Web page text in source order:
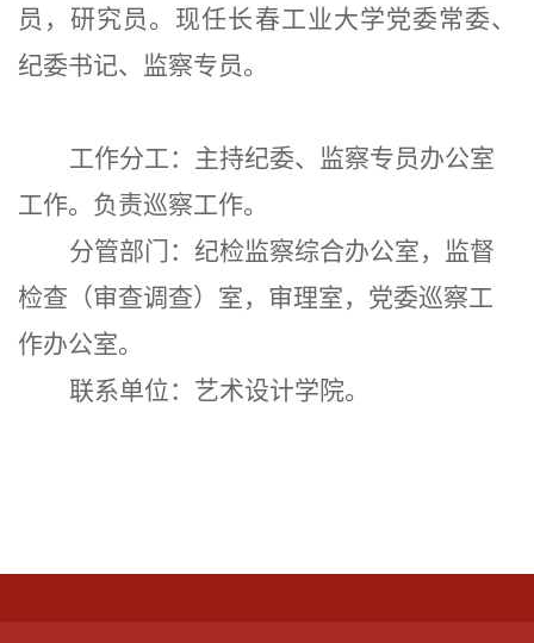
员，研究员。 现任长春工业大学党委常委、
纪委书记、监察专员。
工作分工：主持纪委、监察专员办公室
工作。负责巡察工作。
分管部门：纪检监察综合办公室，监督
检查（审查调查）室，审理室，党委巡察工
作办公室。
联系单位：艺术设计学院。